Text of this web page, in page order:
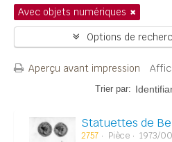
Avec objets numériques
Options de
Aperçu avant impression
Trier par:
Statuettes de
2757 Pièce
1973/